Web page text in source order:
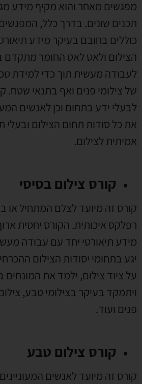
מפגשים מאחר והוא מקיף מידע
תכנים שונים. בדרך כלל,
כוללים בחובם בעיקר מידע
הצילום ולאט לאט החומר מתקדם
לעבודה מעשית תוך כדי למידת
של צילומי פנים ואף בתנאי שטח.
לבעלי ידע בתחום וכן לאנשים
את כל סודות תחום הצילום ובעלי
אמיתית לצילום.
קורס צילום בסיסי
קורס זה מיועד לצלם המתחיל או
רפלקס איכותית. הקורס יחסית
מידע תיאורטי יחד עם עבודה
יגע בתחומי יסודות הצילום
על ציוד צילום, ילמד את המונחים
ויתמקד בעיקר בצילומי טבע, צילום
פנים ועוד.
קורס צילום טבע
קורס זה מיועד לאנשים